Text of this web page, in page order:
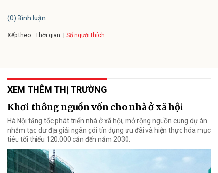
(0) Bình luận
Xếp theo: Thời gian Số người thích
XEM THÊM THỊ TRƯỜNG
Khơi thông nguồn vốn cho nhà ở xã hội
Hà Nội tăng tốc phát triển nhà ở xã hội, mở rộng nguồn cung dự án
nhằm tạo dư địa giải ngân gói tín dụng ưu đãi và hiện thực hóa mục
tiêu tối thiểu 120.000 căn đến năm 2030.